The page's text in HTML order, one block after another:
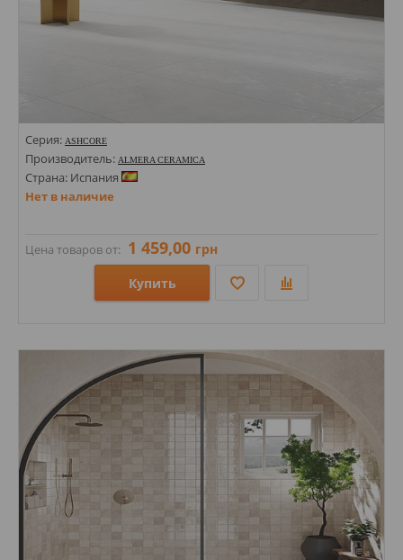
Серия: ASHCORE
Производитель: ALMERA CERAMICA
Страна: Испания
Нет в наличие
Цена товаров от: 1 459,00 грн
Купить
Стили: Под бетон;